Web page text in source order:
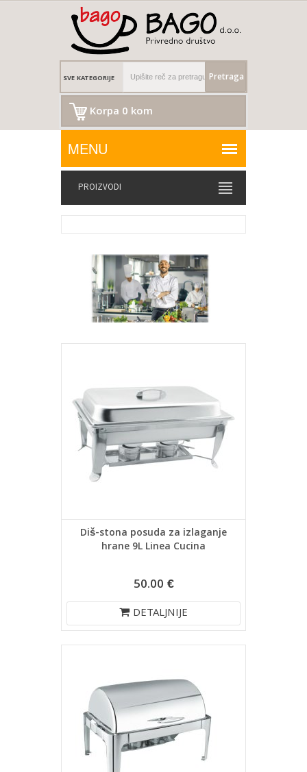
Pretraga
Korpa 0 kom
PROIZVODI
Diš-stona posuda za izlaganje
hrane 9L Linea Cucina
50.00 €
DETALJNIJE